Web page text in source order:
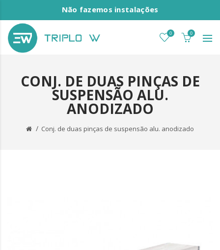
Não fazemos instalações
0 0
CONJ. DE DUAS PINÇAS DE
SUSPENSÃO ALU.
ANODIZADO
Conj. de duas pinças de suspensão alu. anodizado